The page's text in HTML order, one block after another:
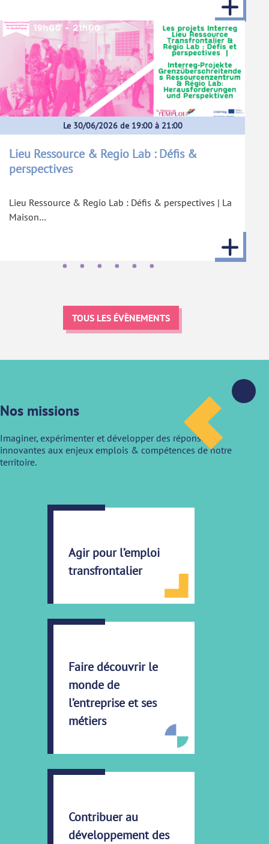
Le 30/06/2026 de 19:00 à 21:00
Lieu Ressource & Regio Lab : Défis &
perspectives
Lieu Ressource & Regio Lab : Défis & perspectives | La
Maison…
TOUS LES ÉVÈNEMENTS
Nos missions
Imaginer, expérimenter et développer des réponses
innovantes aux enjeux emplois & compétences de notre
territoire.
Agir pour l’emploi
transfrontalier
Faire découvrir le
monde de
l’entreprise et ses
métiers
Contribuer au
développement des